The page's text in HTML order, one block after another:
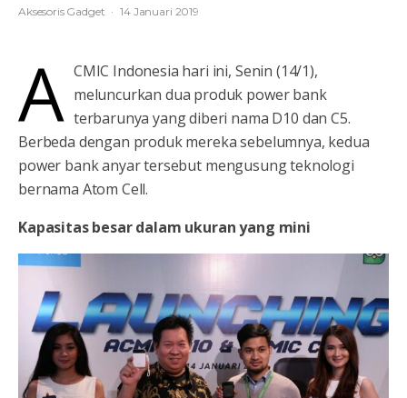
Aksesoris Gadget · 14 Januari 2019
A CMIC Indonesia hari ini, Senin (14/1),
meluncurkan dua produk power bank
terbarunya yang diberi nama D10 dan C5.
Berbeda dengan produk mereka sebelumnya, kedua
power bank anyar tersebut mengusung teknologi
bernama Atom Cell.
Kapasitas besar dalam ukuran yang mini